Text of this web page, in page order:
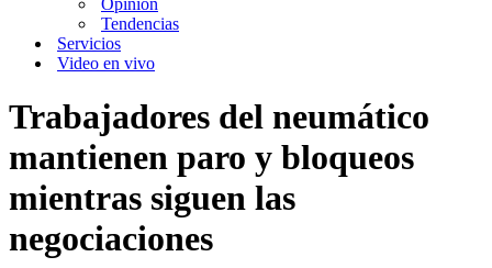
Opinión
Tendencias
Servicios
Video en vivo
Trabajadores del neumático
mantienen paro y bloqueos
mientras siguen las
negociaciones